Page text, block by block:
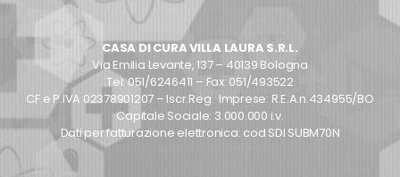
CASA DI CURA VILLA LAURA S.R.L.
Via Emilia Levante, 137 – 40139 Bologna
Tel: 051/6246411 – Fax: 051/493522
CF e P.IVA 02378901207 – Iscr.Reg. Imprese: R.E.A.n.434955/BO
Capitale Sociale: 3.000.000 i.v.
Dati per fatturazione elettronica: cod SDI SUBM70N